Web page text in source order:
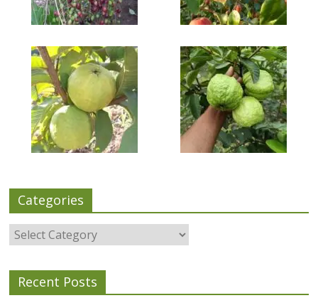
Categories
Categories
Recent Posts